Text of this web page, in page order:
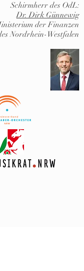
Schirmherr des OdL:
Dr. Dirk Günnewig
der Finanzen
Nordrhein-Westfalen